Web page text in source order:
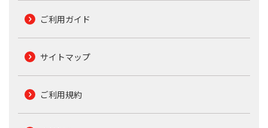
ご利用ガイド
サイトマップ
ご利用規約